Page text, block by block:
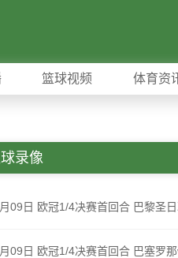
篮球视频 体育资
录像
09日 欧冠1/4决赛首回合 巴黎圣日
09日 欧冠1/4决赛首回合 巴塞罗那